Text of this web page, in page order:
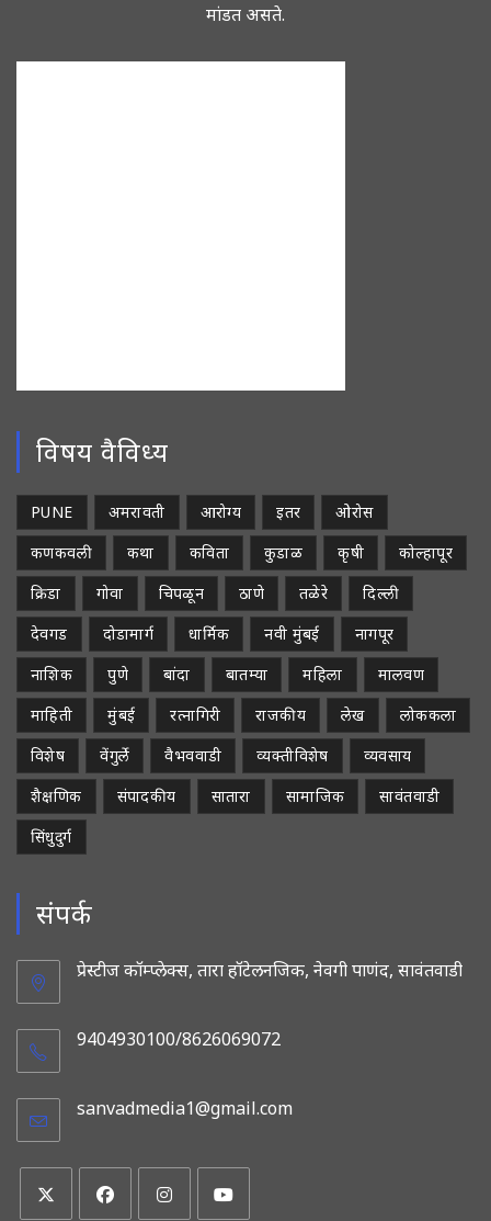
मांडत असते.
विषय वैविध्य
PUNE अमरावती आरोग्य इतर
ओरोस
कणकवली
कथा कविता कुडाळ कृषी
कोल्हापूर
क्रिडा
गोवा चिपळून ठाणे तळेरे
दिल्ली
देवगड
दोडामार्ग धार्मिक नवी मुंबई
नागपूर
नाशिक
पुणे बांदा बातम्या महिला
मालवण
माहिती
मुंबई रत्नागिरी राजकीय लेख
लोककला
विशेष
वेंगुर्ले वैभववाडी व्यक्तीविशेष
व्यवसाय
शैक्षणिक
संपादकीय सातारा सामाजिक
सावंतवाडी
सिंधुदुर्ग
संपर्क
प्रेस्टीज कॉम्प्लेक्स, तारा हॉटेलनजिक, नेवगी पाणंद, सावंतवाडी
9404930100/8626069072
sanvadmedia1@gmail.com